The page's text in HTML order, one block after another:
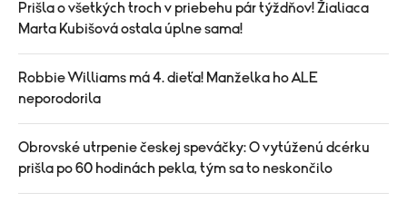
Prišla o všetkých troch v priebehu pár týždňov! Žialiaca
Marta Kubišová ostala úplne sama!
Robbie Williams má 4. dieťa! Manželka ho ALE
neporodorila
Obrovské utrpenie českej speváčky: O vytúženú dcérku
prišla po 60 hodinách pekla, tým sa to neskončilo